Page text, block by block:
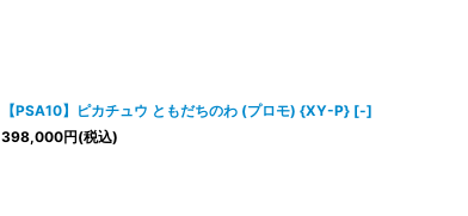
【PSA10】ピカチュウ ともだちのわ (プロモ) {XY-P} [-]
398,000円(税込)